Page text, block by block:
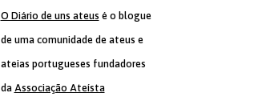
O Diário de uns ateus é o blogue
de uma comunidade de ateus e
ateias portugueses fundadores
da Associação Ateísta